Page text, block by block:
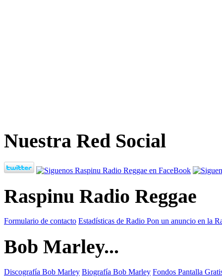
Nuestra Red Social
Raspinu Radio Reggae
Formulario de contacto Estadísticas de Radio Pon un anuncio en la
Bob Marley...
Discografía Bob Marley Biografía Bob Marley Fondos Pantalla